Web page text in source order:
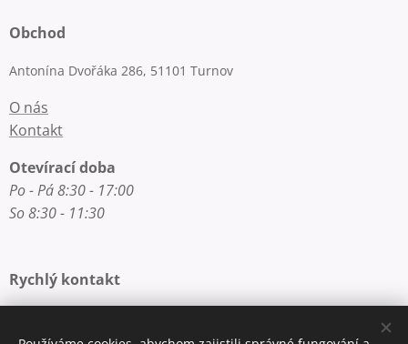
Obchod
Antonína Dvořáka 286, 51101 Turnov
O nás
Kontakt
Otevírací doba
Po - Pá 8:30 - 17:00
So 8:30 - 11:30
Rychlý kontakt
Telefon: +420 777 200 250